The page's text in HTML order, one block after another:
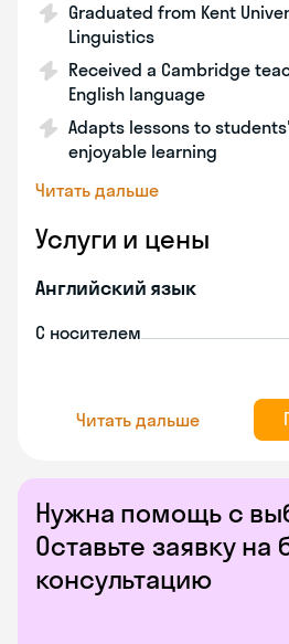
Нужна помощь с
Оставьте заявку на
консультацию
Graduated from Kent
Linguistics
Received a Cambridge
English language
Adapts lessons to
enjoyable learning
Читать дальше
Услуги и цены
Английский язык
С носителем
Читать дальше